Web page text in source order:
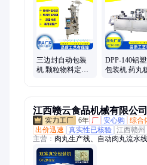
机糖衣机、滴丸机、全自动胶囊填
机、搓盖机、粉碎机、切片机、浓缩
三边封自动包装
机 颗粒物料定量
DPP-140铝
包装机 药丸
江西赣云食品机械有限公司
6年 厂 安心购 综合
出价迅速
真实性已核验 江西赣州
主营： 肉丸生产线、自动肉丸流水
机、鱼肉采肉机、切肉机、净菜加
切块机、锯骨机、蔬菜清洗机、脱